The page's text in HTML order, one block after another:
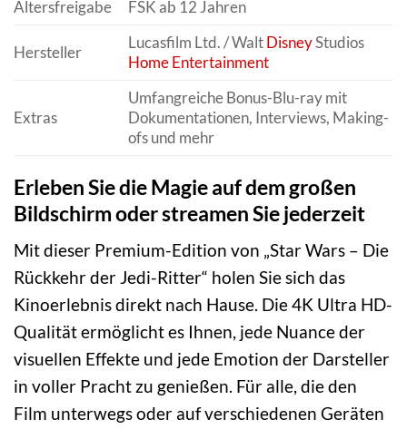
Altersfreigabe
FSK ab 12 Jahren
Hersteller
Lucasfilm Ltd. / WaltDisneyStudios
Home Entertainment
Extras
Umfangreiche Bonus-Blu-ray mit
Dokumentationen, Interviews, Making-
ofs und mehr
Erleben Sie die Magie auf dem großen
Bildschirm oder streamen Sie jederzeit
Mit dieser Premium-Edition von „Star Wars – Die
Rückkehr der Jedi-Ritter“ holen Sie sich das
Kinoerlebnis direkt nach Hause. Die 4K Ultra HD-
Qualität ermöglicht es Ihnen, jede Nuance der
visuellen Effekte und jede Emotion der Darsteller
in voller Pracht zu genießen. Für alle, die den
Film unterwegs oder auf verschiedenen Geräten